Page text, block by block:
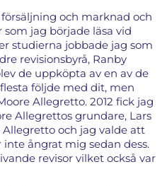
och marknad och
jag började läsa vid
studierna jobbade jag som
revisionsbyrå, Ranby
de uppköpta av en av de
följde med dit, men
Allegretto. 2012 fick jag
Allegrettos grundare, Lars
och jag valde att
ångrat mig sedan dess.
revisor vilket också var